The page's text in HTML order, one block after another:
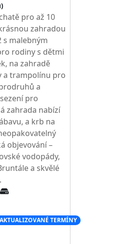
pro až 10
zahradou
s malebným
rodiny s dětmi
na zahradě
a trampolínu pro
a
pro
zahrada nabízí
a krb na
objevování –
vodopády,
a skvělé
TERMÍNY